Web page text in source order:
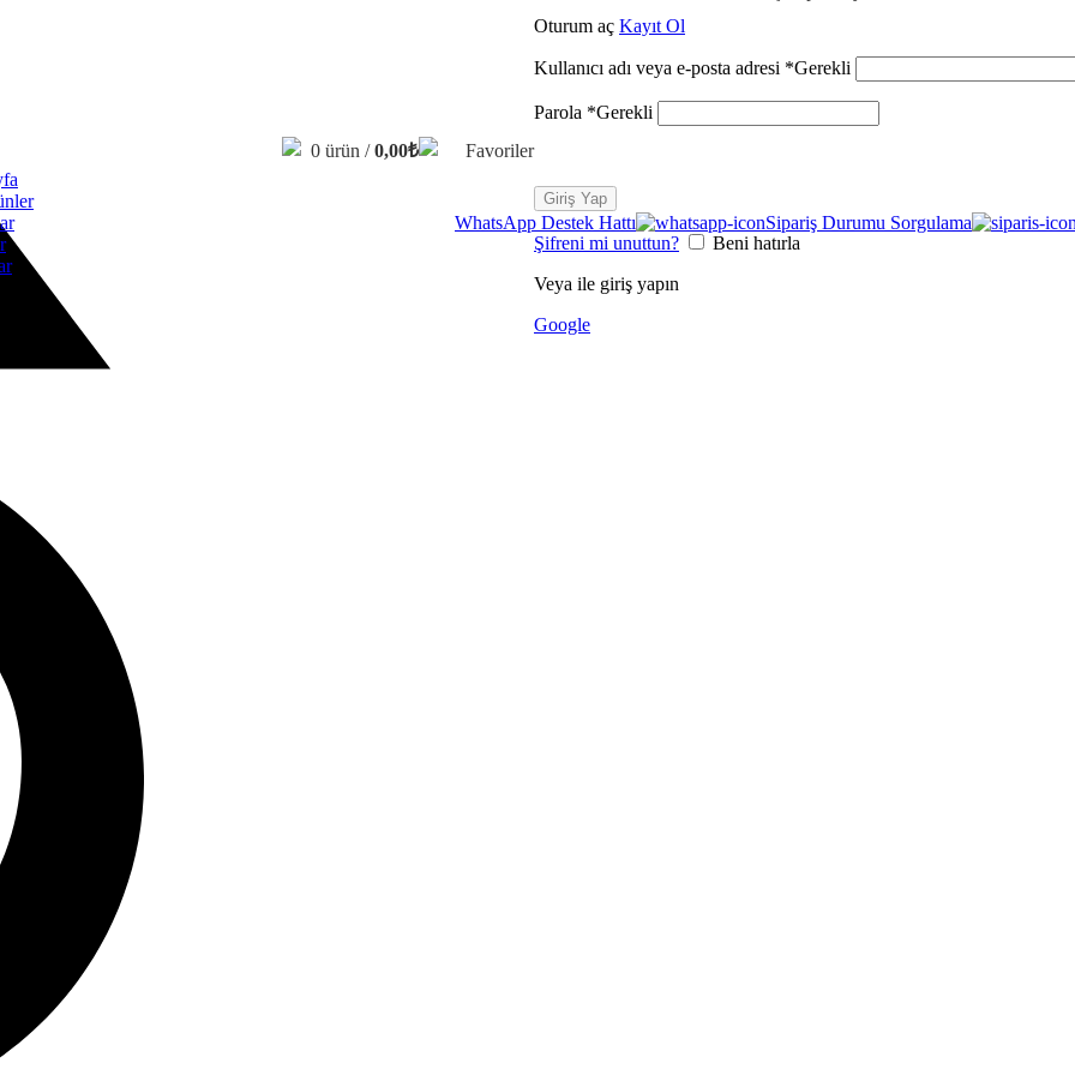
0 ürün / 0,00₺ Favoriler
Oturum aç Kayıt Ol
Kullanıcı adı veya e-posta adresi *Gerekli
Parola *Gerekli
Giriş Yap
Şifreni mi unuttun?
Beni hatırla
Veya ile giriş yapın
Google
WhatsApp Destek Hattı
Sipariş Durumu Sorgulama